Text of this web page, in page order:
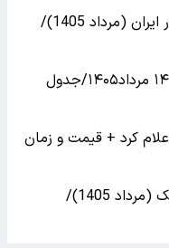
اولین بخشنامه فروش تویوتا BZ5 در ایران (مرداد 1405)/
قیمت خودرو در بازار آزاد چهارشنبه ۱۴ مرداد۱۴۰۵/جدول
کرد + قیمت و زمان
طرح جدید پیش فروش خودرو کوییک (مرداد 1405)/